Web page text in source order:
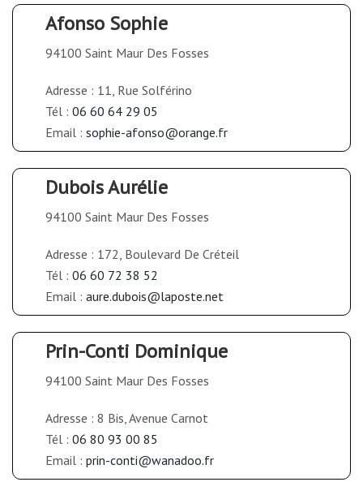
Afonso Sophie
94100 Saint Maur Des Fosses
Adresse : 11, Rue Solférino
Tél : 06 60 64 29 05
Email : sophie-afonso@orange.fr
Dubois Aurélie
94100 Saint Maur Des Fosses
Adresse : 172, Boulevard De Créteil
Tél : 06 60 72 38 52
Email : aure.dubois@laposte.net
Prin-Conti Dominique
94100 Saint Maur Des Fosses
Adresse : 8 Bis, Avenue Carnot
Tél : 06 80 93 00 85
Email : prin-conti@wanadoo.fr